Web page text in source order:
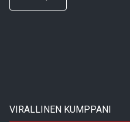
VIRALLINEN KUMPPANI